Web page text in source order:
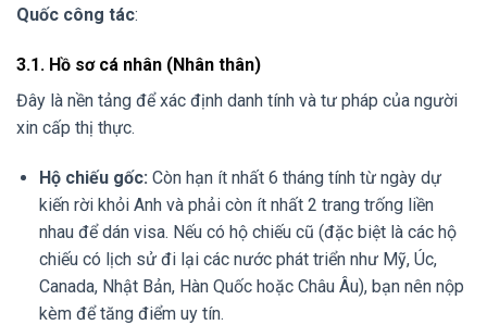
Quốc công tác:
3.1. Hồ sơ cá nhân (Nhân thân)
Đây là nền tảng để xác định danh tính và tư pháp của người
xin cấp thị thực.
Hộ chiếu gốc: Còn hạn ít nhất 6 tháng tính từ ngày dự
kiến rời khỏi Anh và phải còn ít nhất 2 trang trống liền
nhau để dán visa. Nếu có hộ chiếu cũ (đặc biệt là các hộ
chiếu có lịch sử đi lại các nước phát triển như Mỹ, Úc,
Canada, Nhật Bản, Hàn Quốc hoặc Châu Âu), bạn nên nộp
kèm để tăng điểm uy tín.